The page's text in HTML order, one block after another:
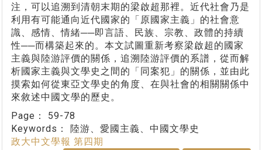
注，可以追溯到清朝末期的梁啟超那裡。近代社會乃是
利用有可能通向近代國家的「原國家主義」的社會意
識、感情、情緒──即言語、民族、宗教、政體的持續
性──而構築起來的。本文試圖重新考察梁啟超的國家
主義與陸游評價的關係，追溯陸游評價的系譜，從而解
析國家主義與文學史之間的「同案犯」的關係，並由此
摸索如何從東亞文學史的角度、在與社會的相關關係中
來敘述中國文學的歷史。
Page： 59-78
Keywords： 陸游、愛國主義、中國文學史
政大中文學報 第四期